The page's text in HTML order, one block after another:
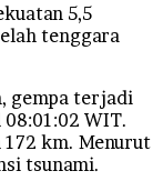
5,5
tenggara
gempa terjadi
WIT.
km. Menurut
tsunami.